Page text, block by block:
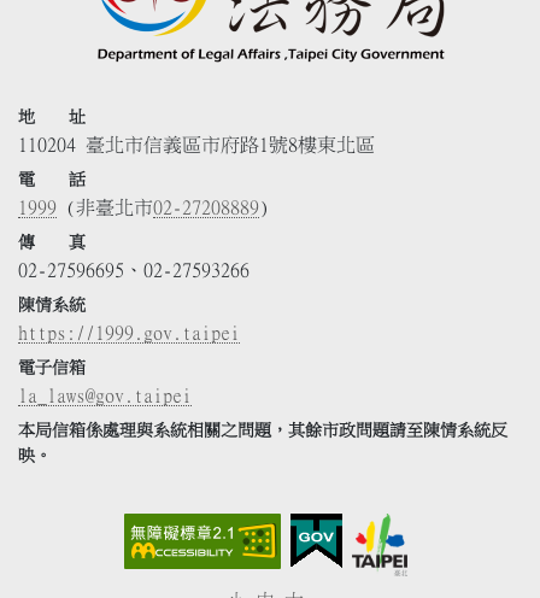
地 址
110204 臺北市信義區市府路1號8樓東北區
電 話
1999 (非臺北市02-27208889)
傳 真
02-27596695、02-27593266
陳情系統
https://1999.gov.taipei
電子信箱
la_laws@gov.taipei
本局信箱係處理與系統相關之問題，其餘市政問題請至陳情系統反
映。